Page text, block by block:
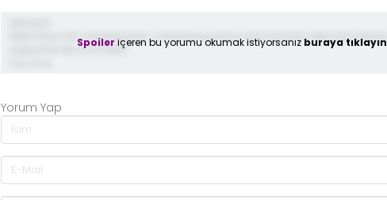
Helal Olsun len cagdayooos. Cok konusuyorsun ama bosver yapmasi önemli
yapiyorda Ma svar Allah .
Spoiler içeren bu yorumu okumak istiyorsanız buraya tıklayın
Yorum Yap